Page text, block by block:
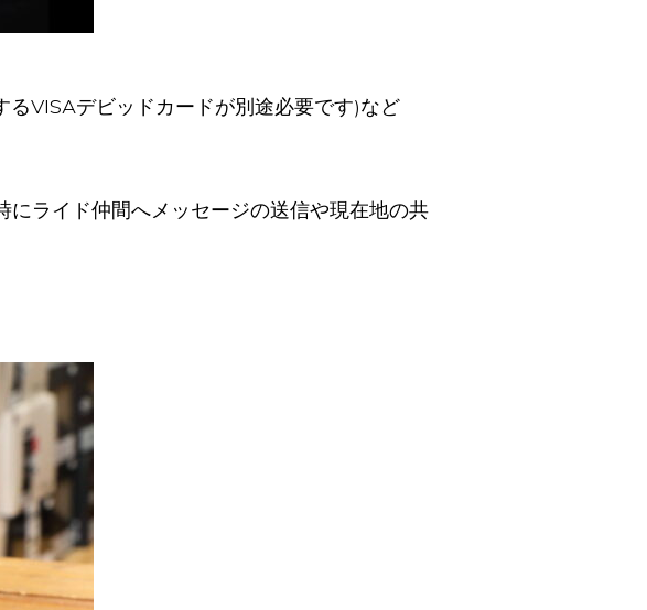
VISAデビッドカードが別途必要です)など
ライド仲間へメッセージの送信や現在地の共